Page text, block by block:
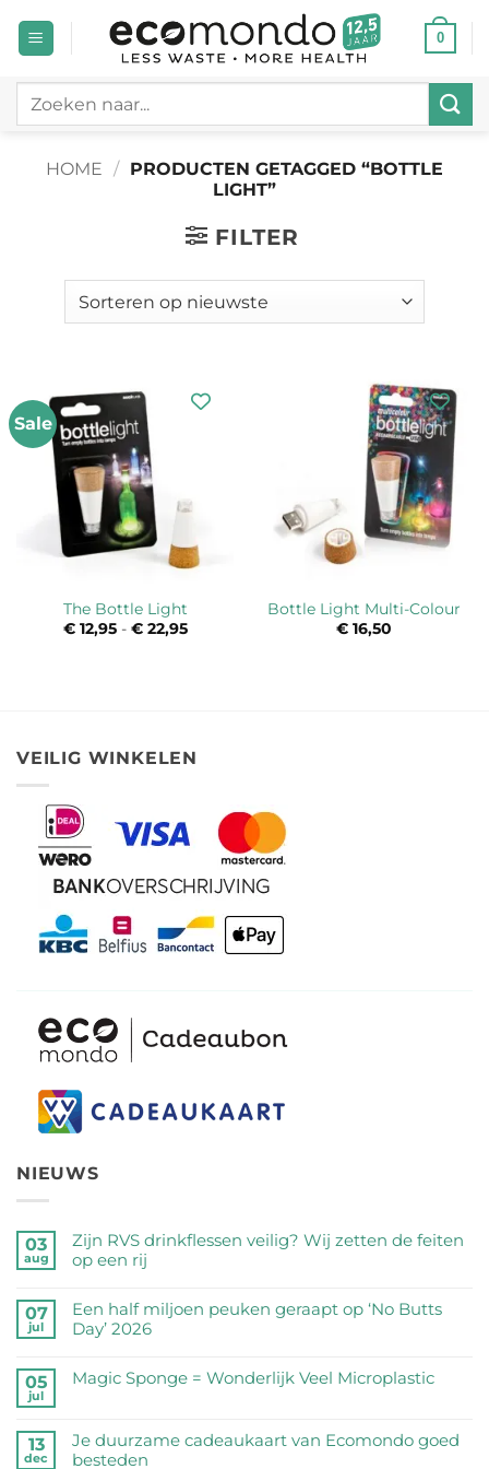
naar
0
Zoeken
HOME / PRODUCTEN GETAGGED “BOTTLE
LIGHT”
FILTER
Sale
The Bottle Light
€12,95 - €22,95Prijsklasse:
Bottle Light Multi-Colour
€ 16,50
VEILIG WINKELEN
NIEUWS
03
aug
Zijn RVS drinkflessen veilig? Wij zetten de feiten
op een rij
reacties
op
Zijn
drinkflessen
zetten
de
07
jul
Een half miljoen peuken geraapt op ‘No Butts
Day’ 2026
reacties
half
miljoen
05
jul
Magic Sponge = Wonderlijk Veel Microplastic
op
Magic
13
dec
Je duurzame cadeaukaart van Ecomondo goed
besteden